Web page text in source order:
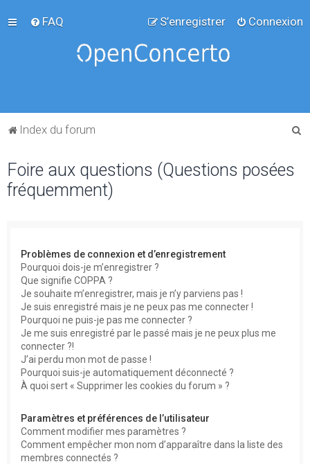
FAQ Connexion
S’enregistrer
Index du forum
Foire aux questions (Questions posées
fréquemment)
Problèmes de connexion et d’enregistrement
Pourquoi dois-je m’enregistrer ?
Que signifie COPPA ?
Je souhaite m’enregistrer, mais je n’y parviens pas !
Je suis enregistré mais je ne peux pas me connecter !
Pourquoi ne puis-je pas me connecter ?
Je me suis enregistré par le passé mais je ne peux plus me
connecter ?!
J’ai perdu mon mot de passe !
Pourquoi suis-je automatiquement déconnecté ?
À quoi sert « Supprimer les cookies du forum » ?
Paramètres et préférences de l’utilisateur
Comment modifier mes paramètres ?
Comment empêcher mon nom d’apparaître dans la liste des
membres connectés ?